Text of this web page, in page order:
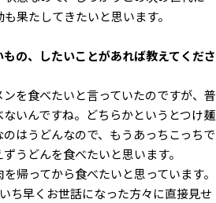
果たしてきたいと思います。
もの、したいことがあれば教えてくださ
を食べたいと言っていたのですが、普
いんですね。どちらかというとつけ麺
はうどんなので、もうあっちこっちで
うどんを食べたいと思います。
帰ってから食べたいと思っています。
ち早くお世話になった方々に直接見せ